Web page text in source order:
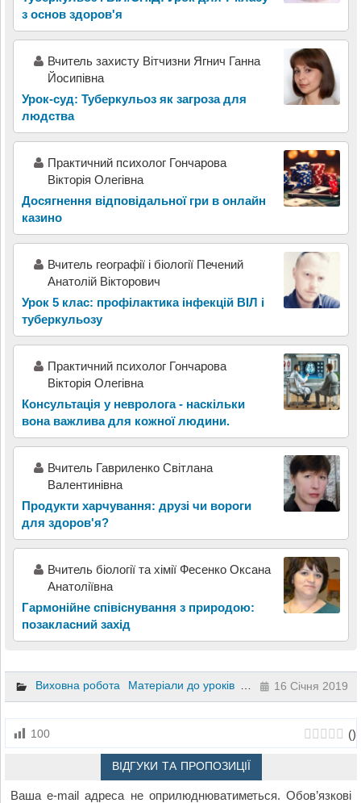
з основ здоров'я
Вчитель захисту Вітчизни Ягнич Ганна
Йосипівна
Урок-суд: Туберкульоз як загроза для
людства
Практичний психолог Гончарова
Вікторія Олегівна
Досягнення відповідальної гри в онлайн
казино
Вчитель географії і біології Печений
Анатолій Вікторович
Урок 5 клас: профілактика інфекцій ВІЛ і
туберкульозу
Практичний психолог Гончарова
Вікторія Олегівна
Консультація у невролога - наскільки
вона важлива для кожної людини.
Вчитель Гавриленко Світлана
Валентинівна
Продукти харчування: друзі чи вороги
для здоров'я?
Вчитель біології та хімії Фесенко Оксана
Анатоліївна
Гармонійне співіснування з природою:
позакласний захід
Виховна робота Матеріали до уроків Біологія16 Січня 2019
100 ()
ВІДГУКИ ТА ПРОПОЗИЦІЇ
Ваша e-mail адреса не оприлюднюватиметься. Обов’язкові